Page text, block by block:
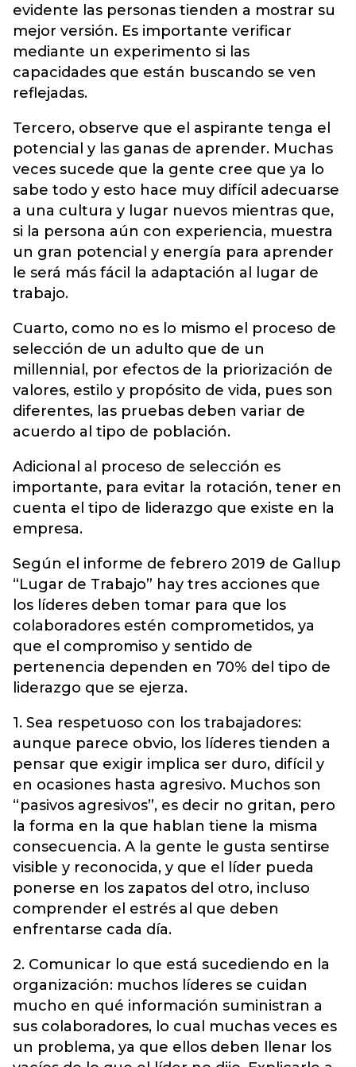
evidente las personas tienden a mostrar su
mejor versión. Es importante verificar
mediante un experimento si las
capacidades que están buscando se ven
reflejadas.
Tercero, observe que el aspirante tenga el
potencial y las ganas de aprender. Muchas
veces sucede que la gente cree que ya lo
sabe todo y esto hace muy difícil adecuarse
a una cultura y lugar nuevos mientras que,
si la persona aún con experiencia, muestra
un gran potencial y energía para aprender
le será más fácil la adaptación al lugar de
trabajo.
Cuarto, como no es lo mismo el proceso de
selección de un adulto que de un
millennial, por efectos de la priorización de
valores, estilo y propósito de vida, pues son
diferentes, las pruebas deben variar de
acuerdo al tipo de población.
Adicional al proceso de selección es
importante, para evitar la rotación, tener en
cuenta el tipo de liderazgo que existe en la
empresa.
Según el informe de febrero 2019 de Gallup
“Lugar de Trabajo” hay tres acciones que
los líderes deben tomar para que los
colaboradores estén comprometidos, ya
que el compromiso y sentido de
pertenencia dependen en 70% del tipo de
liderazgo que se ejerza.
1. Sea respetuoso con los trabajadores:
aunque parece obvio, los líderes tienden a
pensar que exigir implica ser duro, difícil y
en ocasiones hasta agresivo. Muchos son
“pasivos agresivos”, es decir no gritan, pero
la forma en la que hablan tiene la misma
consecuencia. A la gente le gusta sentirse
visible y reconocida, y que el líder pueda
ponerse en los zapatos del otro, incluso
comprender el estrés al que deben
enfrentarse cada día.
2. Comunicar lo que está sucediendo en la
organización: muchos líderes se cuidan
mucho en qué información suministran a
sus colaboradores, lo cual muchas veces es
un problema, ya que ellos deben llenar los